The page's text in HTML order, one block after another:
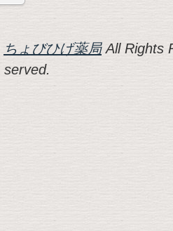
ちょびひげ薬局All Rights
served.